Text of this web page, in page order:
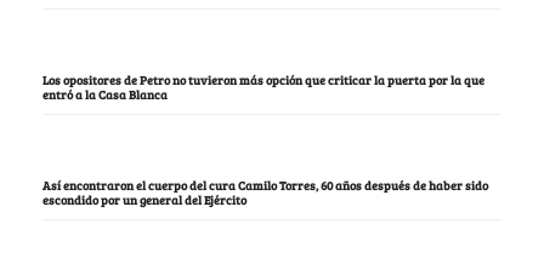
Los opositores de Petro no tuvieron más opción que criticar la puerta por la que
entró a la Casa Blanca
Así encontraron el cuerpo del cura Camilo Torres, 60 años después de haber sido
escondido por un general del Ejército